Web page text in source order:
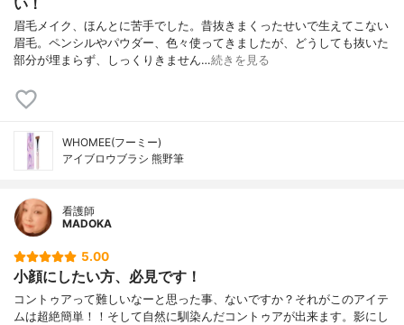
眉毛メイク、ほんとに苦手でした。昔抜きまくったせいで生えてこない
眉毛。ペンシルやパウダー、色々使ってきましたが、どうしても抜いた
部分が埋まらず、しっくりきません…続きを見る
WHOMEE(フーミー)
アイブロウブラシ 熊野筆
看護師
MADOKA
5.00
小顔にしたい方、必見です！
コントゥアって難しいなーと思った事、ないですか？それがこのアイテ
ムは超絶簡単！！そして自然に馴染んだコントゥアが出来ます。影にし